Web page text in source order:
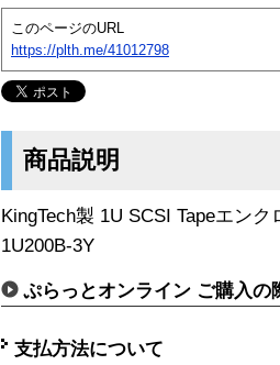
このページのURL
https://plth.me/41012798
商品説明
KingTech製 1U SCSI Tapeエン
1U200B-3Y
ぷらっとオンライン ご購入の
支払方法について